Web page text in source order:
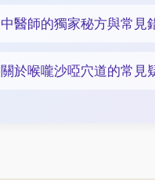
中醫師的獨家秘方與常見
關於喉嚨沙啞穴道的常見